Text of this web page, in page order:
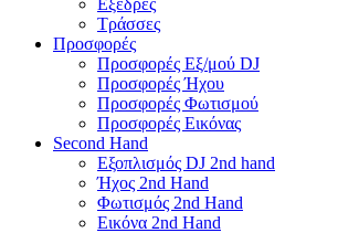
Εξέδρες
Τράσσες
Προσφορές
Προσφορές Εξ/μού DJ
Προσφορές Ήχου
Προσφορές Φωτισμού
Προσφορές Εικόνας
Second Hand
Εξοπλισμός DJ 2nd hand
Ήχος 2nd Hand
Φωτισμός 2nd Hand
Εικόνα 2nd Hand